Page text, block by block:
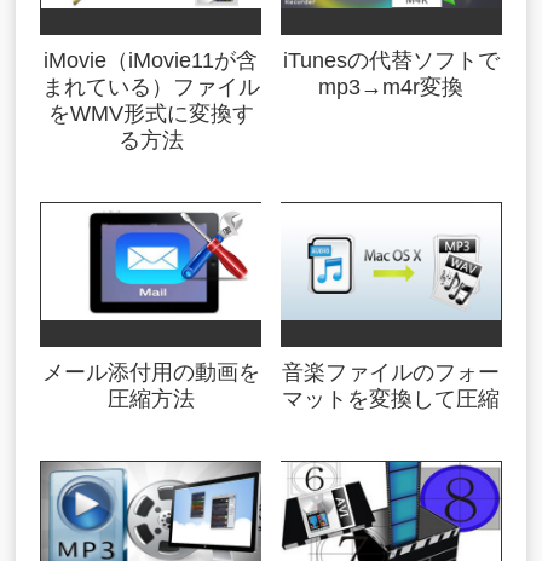
iMovie（iMovie11が含
まれている）ファイル
をWMV形式に変換す
る方法
iTunesの代替ソフトで
mp3→m4r変換
メール添付用の動画を
圧縮方法
音楽ファイルのフォー
マットを変換して圧縮